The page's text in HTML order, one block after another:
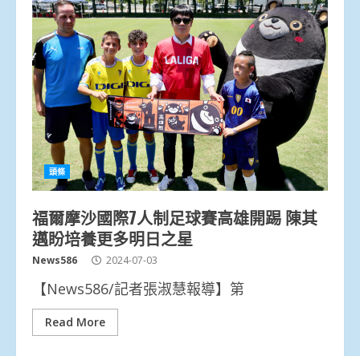
頭條
福爾摩沙國際7人制足球賽高雄開踢 陳其
邁盼培養更多明日之星
News586 2024-07-03
【News586/記者張淑慧報導】第
Read More